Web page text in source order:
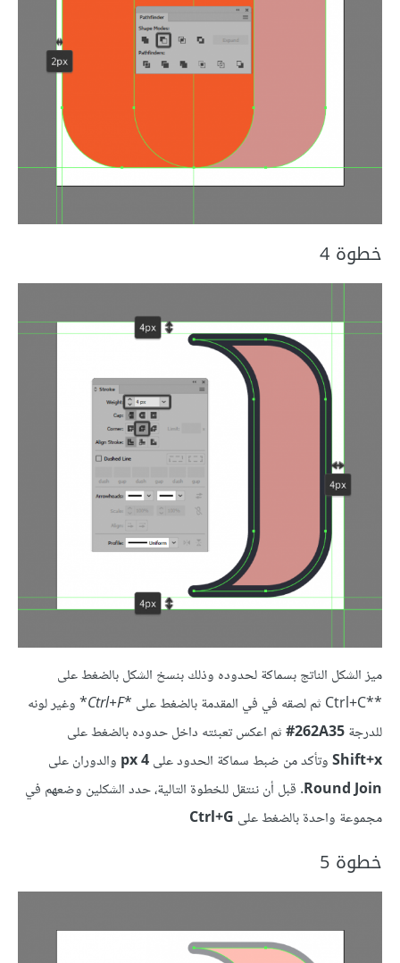
خطوة 4
ميز الشكل الناتج بسماكة لحدوده وذلك بنسخ الشكل بالضغط على
**Ctrl+C ثم لصقه في في المقدمة بالضغط على *
Ctrl+F* وغير لونه
للدرجة262A35‏# ثم اعكس تعبئته داخل حدوده بالضغط على
Shift+xوتأكد من ضبط سماكة الحدود على4 px
والدوران على
Round Join. قبل أن ننتقل للخطوة التالية، حدد الشكلين وضعهم في
مجموعة واحدة بالضغط على Ctrl+G
خطوة 5